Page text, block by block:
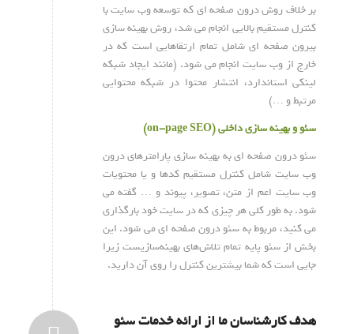
بر خلاف روش درون صفحه ای که توسعه وب سایت با
کنترل مستقیم بالایی انجام می شد، روش بهینه سازی
بیرون صفحه ای شامل تمام ارتقاهایی است که در
خارج از وب سایت انجام می شود. (مانند ایجاد شبکه
لینکی استاندارد، انتشار محتوا در شبکه محتوایی
مرتبط و …)
سئو و بهینه سازی داخلی (on-page SEO)
سئو درون صفحه ای به بهینه سازی پارامترهای درون
وب سایت شامل کنترل مستقیم کدها و یا محتویات
وب سایت اعم از متن، تصویر، پیوند و … گفته می
شود. به طور کلی هر چیزی که در سایت خود بارگذاری
می کنید، مربوط به سئو درون صفحه ای می شود. این
بخش از سئو پایه تمام تلاش‌های بهینه‌سازیست زیرا
جایی است که شما بیشترین کنترل را روی آن دارید.
هدف کارشناسان ما از ارائه خدمات سئو